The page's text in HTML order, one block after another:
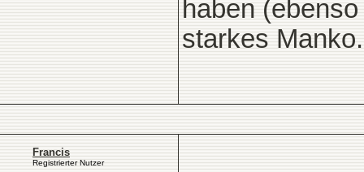
haben
starkes Manko.
Francis
Registrierter Nutzer